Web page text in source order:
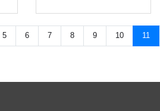
5 6 7 8 9 10 11